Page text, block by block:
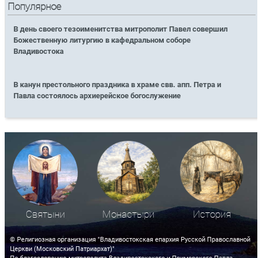
Популярное
В день своего тезоименитства митрополит Павел совершил
Божественную литургию в кафедральном соборе
Владивостока
В канун престольного праздника в храме свв. апп. Петра и
Павла состоялось архиерейское богослужение
Святыни Монастыри История
© Религиозная организация "Владивостокская епархия Русской Православной
Церкви (Московский Патриархат)"